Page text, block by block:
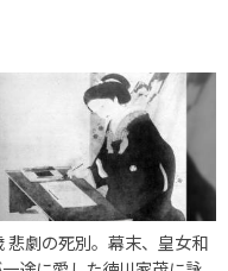
悲劇の死別。幕末、皇女和